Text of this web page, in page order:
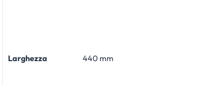
Larghezza 440 mm